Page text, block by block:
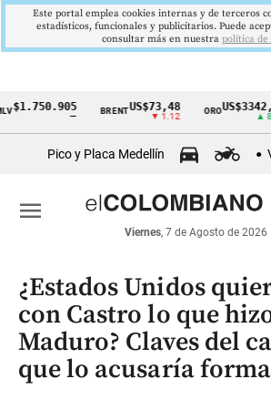
Cintillo
económicos
Colombia
BRENT US$73,48
▼ 1.12
ORO US$3342,60
Pico y Placa Medellín
Viernes, 7 de Agosto de 2026
menu
¿Estados Unidos
con Castro lo que
Maduro? Claves del
que lo acusaría
Este portal emplea cookies internas y de terceros
estadísticos, funcionales y publicitarios. Puede
consultar más en nuestra politica de